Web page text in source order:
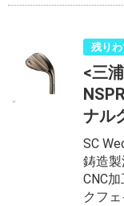
残り
<三
ナル
SC
鋳造製
CNC
クフ